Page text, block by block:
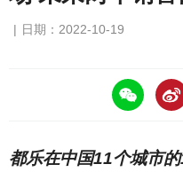
日期：2022-10-19
https://asiafruitchina.net/
都乐在中国11个城市